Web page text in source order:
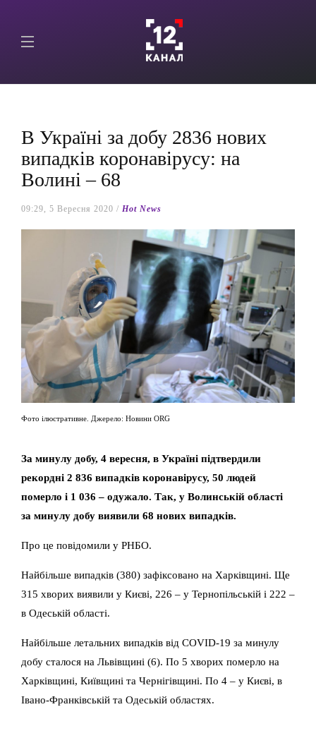
В Україні за добу 2836 нових
випадків коронавірусу: на
Волині – 68
09:29, 5 Вересня 2020 / Hot News
Фото ілюстративне. Джерело: Новини ORG
За минулу добу, 4 вересня, в Україні підтвердили
рекордні 2 836 випадків коронавірусу, 50 людей
померло і 1 036 – одужало. Так, у Волинській області
за минулу добу виявили 68 нових випадків.
Про це повідомили у РНБО.
Найбільше випадків (380) зафіксовано на Харківщині. Ще
315 хворих виявили у Києві, 226 – у Тернопільській і 222 –
в Одеській області.
Найбільше летальних випадків від COVID-19 за минулу
добу сталося на Львівщині (6). По 5 хворих померло на
Харківщині, Київщині та Чернігівщині. По 4 – у Києві, в
Івано-Франківській та Одеській областях.